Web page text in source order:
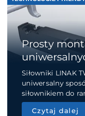
Prosty
Siłowniki LINAK
uniwersalny
siłownikiem do
Czytaj dalej